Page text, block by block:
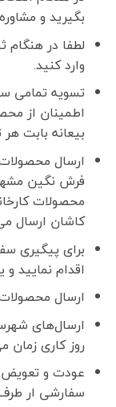
بگیرید و
لطفا در
وارد کنید.
تسویه تمامی
اطمینان از
بیعانه بابت هر تخته
ارسال
فرش نگین
محصولات
کاشان ارسال
برای پیگیری
اقدام نمایید
ارسال
روز کاری زمان
عودت و
سفارشی ار